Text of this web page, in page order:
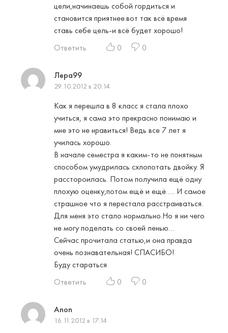
цели,начинаешь собой гордиться и
становится приятнее.вот так всё время
ставь себе цель-и всё будет хорошо!
Ответить
0 0
Лера99
29.10.2012 в 20:14
Как я перешла в 8 класс я стала плохо
учиться, я сама это прекрасно понимаю и
мне это не нравиться! Ведь все 7 лет я
училась хорошо.
В начале семестра я каким-то не понятным
способом умудрилась схлопотать двойку. Я
расстороилась. Потом получила ещё одну
плохую оценку,потом ещё и ещё….. И самое
страшное что я перестала расстраиваться.
Для меня это стало нормально.Но я ни чего
не могу поделать со своей ленью…
Сейчас прочитала статью,и она правда
очень познавательная! СПАСИБО!
Буду стараться
Ответить
0 0
Anon
16.11.2012 в 17:14